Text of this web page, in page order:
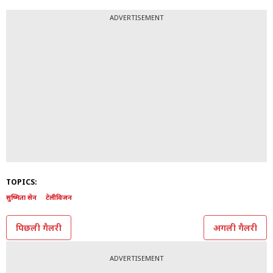
ADVERTISEMENT
TOPICS:
सुष्मिता सेन टेलीविजन
पिछली गैलरी अगली गैलरी
ADVERTISEMENT